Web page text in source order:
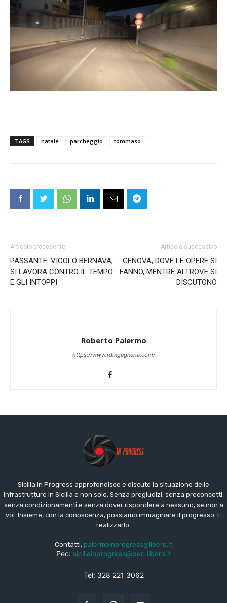
TAGS natale parcheggio tommaso
Articolo precedente
PASSANTE: VICOLO BERNAVA,
SI LAVORA CONTRO IL TEMPO
E GLI INTOPPI
Articolo successivo
GENOVA, DOVE LE OPERE SI
FANNO, MENTRE ALTROVE SI
DISCUTONO
Roberto Palermo
https://www.rdingegneria.com/
Sicilia in Progress approfondisce e discute la situazione delle
Infrastrutture in Sicilia e non solo. Senza pregiudizi, senza preconcetti,
senza condizionamenti e senza dover rispondere a nessuno, se non a
voi. Insieme, con la conoscenza, possiamo immaginare il progresso. E
realizzarlo.
Contatti: palermoinprogress@libero.it
Pec: siciliainprogress@pec.libero.it
Tel: 328 221 3062